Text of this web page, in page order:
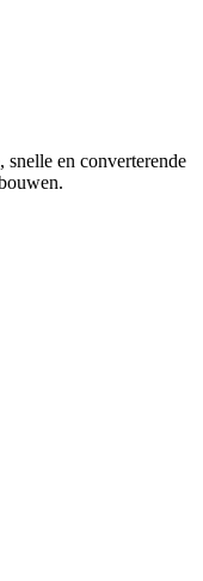
en converterende